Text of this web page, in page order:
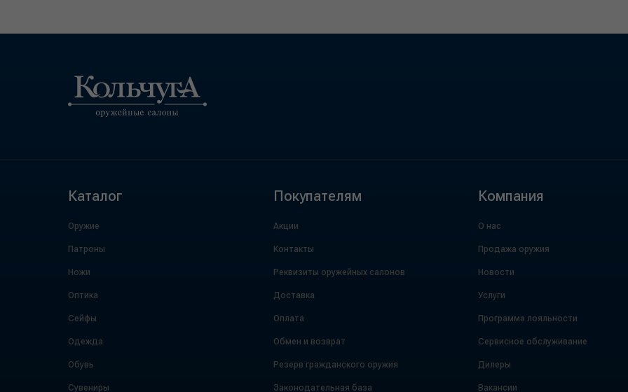
Каталог
Оружие
Патроны
Ножи
Оптика
Сейфы
Одежда
Обувь
Сувениры
Покупателям
Акции
Контакты
Реквизиты оружейных салонов
Доставка
Оплата
Обмен и возврат
Резерв гражданского оружия
Законодательная база
Компания
О нас
Продажа оружия
Новости
Услуги
Программа лояльности
Сервисное обслуживание
Дилеры
Вакансии